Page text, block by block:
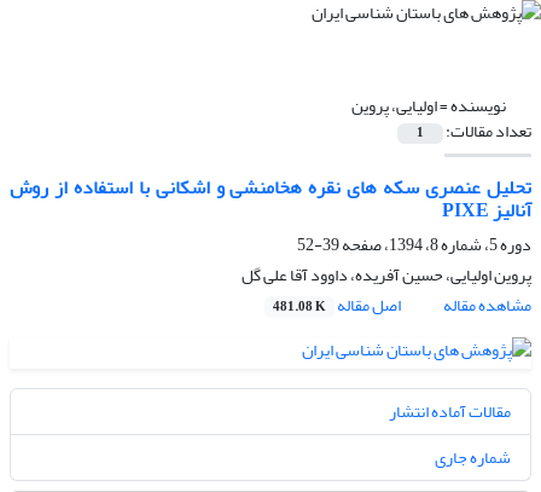
نویسنده =اولیایی، پروین
تعداد مقالات: 1
تحلیل عنصری سکه های نقره هخامنشی و اشکانی با استفاده از روش
آنالیز PIXE
دوره 5، شماره 8، 1394، صفحه
39-52
پروین اولیایی، حسین آفریده، داوود آقا علی گل
مشاهده مقاله
اصل مقاله 481.08 K
مقالات آماده انتشار
شماره جاری